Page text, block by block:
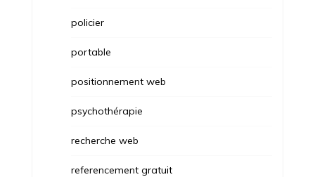
policier
portable
positionnement web
psychothérapie
recherche web
referencement gratuit